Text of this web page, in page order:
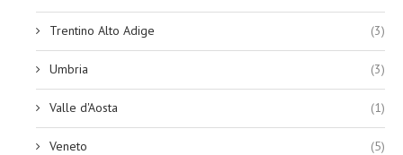
Trentino Alto Adige (3)
Umbria (3)
Valle d'Aosta (1)
Veneto (5)